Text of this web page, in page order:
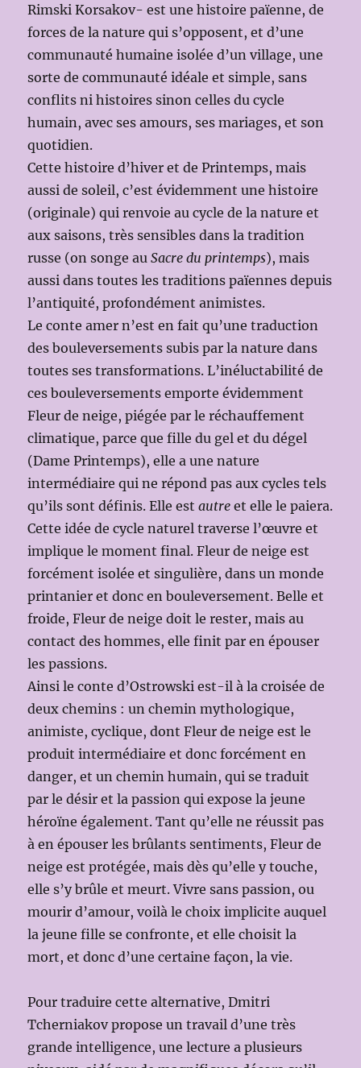
Rimski Korsakov- est une histoire païenne, de
forces de la nature qui s’opposent, et d’une
communauté humaine isolée d’un village, une
sorte de communauté idéale et simple, sans
conflits ni histoires sinon celles du cycle
humain, avec ses amours, ses mariages, et son
quotidien.
Cette histoire d’hiver et de Printemps, mais
aussi de soleil, c’est évidemment une histoire
(originale) qui renvoie au cycle de la nature et
aux saisons, très sensibles dans la tradition
russe (on songe auSacre du printemps), mais
aussi dans toutes les traditions païennes depuis
l’antiquité, profondément animistes.
Le conte amer n’est en fait qu’une traduction
des bouleversements subis par la nature dans
toutes ses transformations. L’inéluctabilité de
ces bouleversements emporte évidemment
Fleur de neige, piégée par le réchauffement
climatique, parce que fille du gel et du dégel
(Dame Printemps), elle a une nature
intermédiaire qui ne répond pas aux cycles tels
qu’ils sont définis. Elle estautre et elle le paiera.
Cette idée de cycle naturel traverse l’œuvre et
implique le moment final. Fleur de neige est
forcément isolée et singulière, dans un monde
printanier et donc en bouleversement. Belle et
froide, Fleur de neige doit le rester, mais au
contact des hommes, elle finit par en épouser
les passions.
Ainsi le conte d’Ostrowski est-il à la croisée de
deux chemins : un chemin mythologique,
animiste, cyclique, dont Fleur de neige est le
produit intermédiaire et donc forcément en
danger, et un chemin humain, qui se traduit
par le désir et la passion qui expose la jeune
héroïne également. Tant qu’elle ne réussit pas
à en épouser les brûlants sentiments, Fleur de
neige est protégée, mais dès qu’elle y touche,
elle s’y brûle et meurt. Vivre sans passion, ou
mourir d’amour, voilà le choix implicite auquel
la jeune fille se confronte, et elle choisit la
mort, et donc d’une certaine façon, la vie.
Pour traduire cette alternative, Dmitri
Tcherniakov propose un travail d’une très
grande intelligence, une lecture a plusieurs